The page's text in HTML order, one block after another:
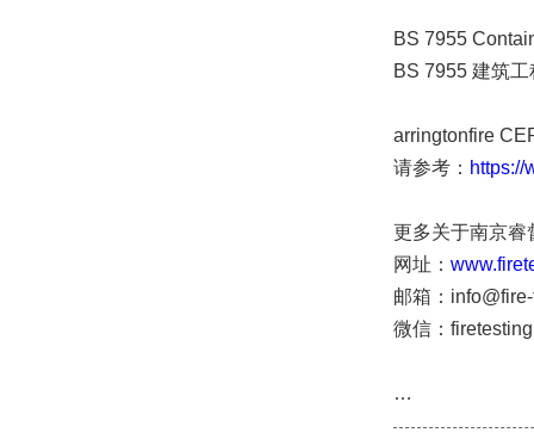
BS 7955
BS 7955 建筑
arringtonfire
请参考： https://
更多关于南京睿
网址：
邮箱：
微信：
…